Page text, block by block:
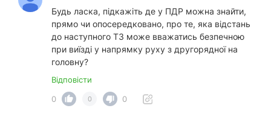
Будь ласка, підкажіть де у ПДР можна знайти,
прямо чи опосередковано, про те, яка відстань
до наступного ТЗ може вважатись безпечною
при виїзді у напрямку руху з другорядної на
головну?
Відповісти
0
0 0